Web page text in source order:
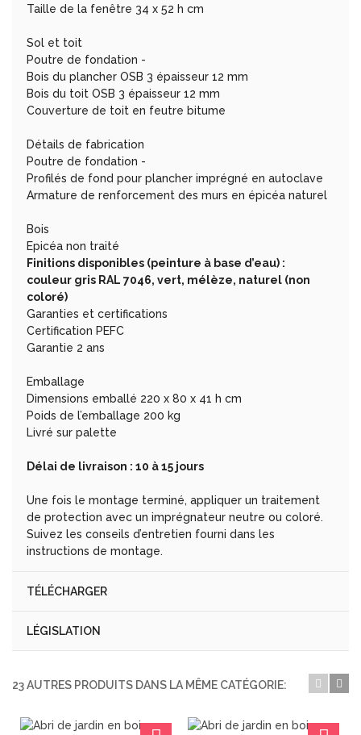
Taille de la fenêtre 34 x 52 h cm
Sol et toit
Poutre de fondation -
Bois du plancher OSB 3 épaisseur 12 mm
Bois du toit OSB 3 épaisseur 12 mm
Couverture de toit en feutre bitume
Détails de fabrication
Poutre de fondation -
Profilés de fond pour plancher imprégné en autoclave
Armature de renforcement des murs en épicéa naturel
Bois
Epicéa non traité
Finitions disponibles (peinture à base d’eau) :
couleur gris RAL 7046, vert, mélèze, naturel (non
coloré)
Garanties et certifications
Certification PEFC
Garantie 2 ans
Emballage
Dimensions emballé 220 x 80 x 41 h cm
Poids de l’emballage 200 kg
Livré sur palette
Délai de livraison : 10 à 15 jours
Une fois le montage terminé, appliquer un traitement
de protection avec un imprégnateur neutre ou coloré.
Suivez les conseils d’entretien fourni dans les
instructions de montage.
TÉLÉCHARGER
LÉGISLATION
23 AUTRES PRODUITS DANS LA MÊME CATÉGORIE: